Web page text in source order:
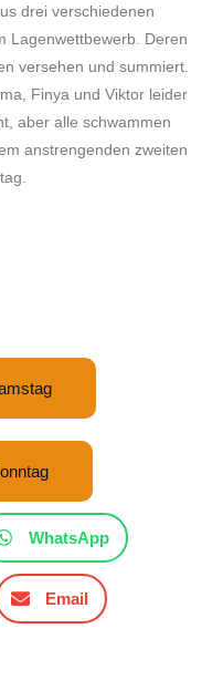
drei verschiedenen
Lagenwettbewerb. Deren
versehen und summiert.
Finya und Viktor leider
aber alle schwammen
anstrengenden zweiten
WhatsApp
Email